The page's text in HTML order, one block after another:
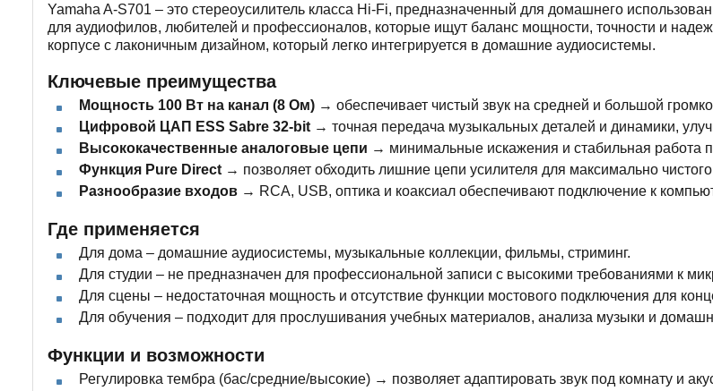
Yamaha A-S701 – это стереоусилитель класса Hi-Fi, предназначенный для домашнего
для аудиофилов, любителей и профессионалов, которые ищут баланс мощности, точности и
корпусе с лаконичным дизайном, который легко интегрируется в домашние аудиосистемы.
Ключевые преимущества
Мощность 100 Вт на канал (8 Ом) → обеспечивает чистый звук на средней и большой
Цифровой ЦАП ESS Sabre 32-bit → точная передача музыкальных деталей и динамики,
Высококачественные аналоговые цепи → минимальные искажения и стабильная работа
Функция Pure Direct → позволяет обходить лишние цепи усилителя для максимально
Разнообразие входов → RCA, USB, оптика и коаксиал обеспечивают подключение к
Где применяется
Для дома – домашние аудиосистемы, музыкальные коллекции, фильмы, стриминг.
Для студии – не предназначен для профессиональной записи с высокими требованиями к
Для сцены – недостаточная мощность и отсутствие функции мостового подключения для
Для обучения – подходит для прослушивания учебных материалов, анализа музыки и
Функции и возможности
Регулировка тембра (бас/средние/высокие) → позволяет адаптировать звук под комнату и